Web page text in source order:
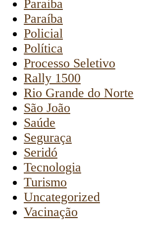
Paraiba
Paraíba
Policial
Política
Processo Seletivo
Rally 1500
Rio Grande do Norte
São João
Saúde
Seguraça
Seridó
Tecnologia
Turismo
Uncategorized
Vacinação